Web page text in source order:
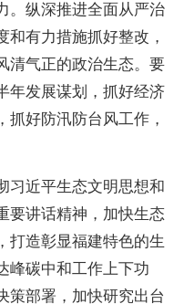
。纵深推进全面从严治
和有力措施抓好整改，
清气正的政治生态。要
年发展谋划，抓好经济
抓好防汛防台风工作，
近平生态文明思想和
要讲话精神，加快生态
打造彰显福建特色的生
峰碳中和工作上下功
策部署，加快研究出台